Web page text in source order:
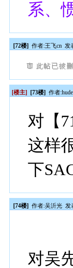
系、
[72楼] 作者:王飞cn 发
[楼主] [73楼] 作者:
对【
这样
下
[74楼] 作者:吴沂光 发
对吴